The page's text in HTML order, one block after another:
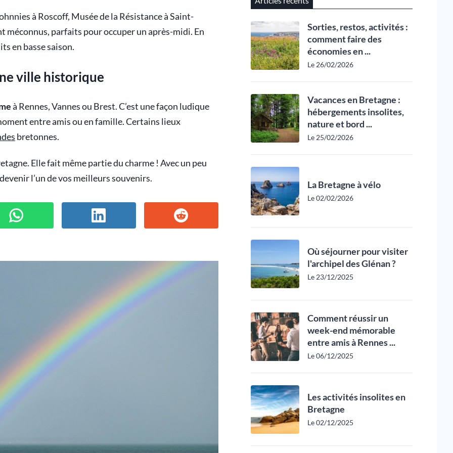
à Roscoff, Musée de la Résistance à Saint-
méconnus, parfaits pour occuper un après-midi. En
en basse saison.
ville historique
à Rennes, Vannes ou Brest. C’est une façon ludique
entre amis ou en famille. Certains lieux
bretonnes.
Elle fait même partie du charme ! Avec un peu
l’un de vos meilleurs souvenirs.
Sorties, restos, activités :
comment faire des
économies en ...
Le 26/02/2026
Vacances en Bretagne :
hébergements insolites,
nature et bord ...
Le 25/02/2026
La Bretagne à vélo
Le 02/02/2026
Où séjourner pour visiter
l'archipel des Glénan ?
Le 23/12/2025
Comment réussir un
week-end mémorable
entre amis à Rennes ...
Le 06/12/2025
Les activités insolites en
Bretagne
Le 02/12/2025